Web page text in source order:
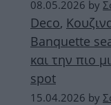
08.05.2026 by
Deco,
Banquette
και την πιο
spot
15.04.2026 by